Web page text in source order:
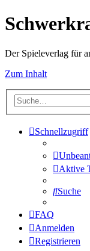
Der Spieleverlag für
Zum Inhalt
Schnellzugriff
Aktive
Suche
FAQ
Anmelden
Registrieren